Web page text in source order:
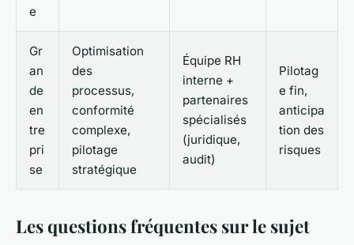
e
Gr
an
de
en
tre
pri
se
Optimisation
des
processus,
conformité
complexe,
pilotage
stratégique
Équipe RH
interne +
partenaires
spécialisés
(juridique,
audit)
Pilotag
e fin,
anticipa
tion des
risques
Les questions fréquentes sur le sujet